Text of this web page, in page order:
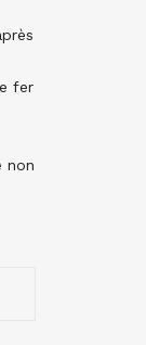
fer
non